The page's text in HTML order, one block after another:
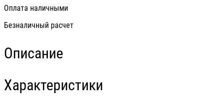
Оплата наличными
Безналичный расчет
Описание
Характеристики